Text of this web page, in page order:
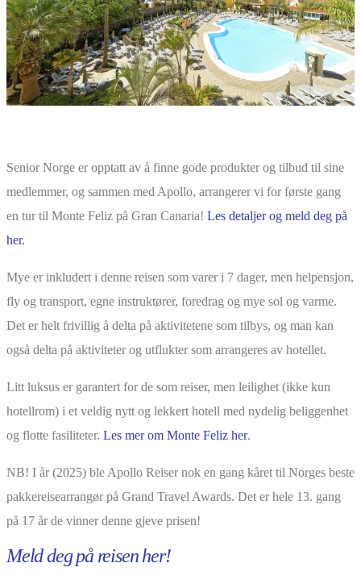
Senior Norge er opptatt av å finne gode produkter og tilbud til sine
medlemmer, og sammen med Apollo, arrangerer vi for første gang
en tur til Monte Feliz på Gran Canaria! Les detaljer og meld deg på
her.
Mye er inkludert i denne reisen som varer i 7 dager, men helpensjon,
fly og transport, egne instruktører, foredrag og mye sol og varme.
Det er helt frivillig å delta på aktivitetene som tilbys, og man kan
også delta på aktiviteter og utflukter som arrangeres av hotellet.
Litt luksus er garantert for de som reiser, men leilighet (ikke kun
hotellrom) i et veldig nytt og lekkert hotell med nydelig beliggenhet
og flotte fasiliteter. Les mer om Monte Feliz her.
NB! I år (2025) ble Apollo Reiser nok en gang kåret til Norges beste
pakkereisearrangør på Grand Travel Awards. Det er hele 13. gang
på 17 år de vinner denne gjeve prisen!
Meld deg på reisen her!